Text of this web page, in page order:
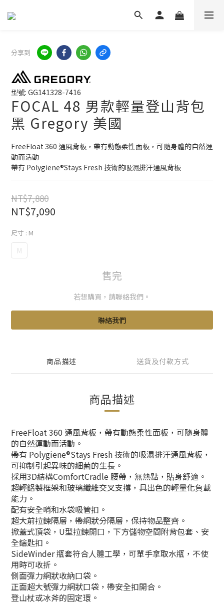
分享到
型號: GG141328-7416
FOCAL 48 男款輕量登山背包
黑 Gregory 美國
FreeFloat 360 通風背板，帶有動態柔性面板，可隨身體的自然運
動而活動
帶有 Polygiene®Stays Fresh 技術的吸濕排汗通風背板
NT$7,880
NT$7,090
尺寸 : M
M
售完
若想購買，請聯絡我們。
聯絡我們
商品描述 送貨及付款方式
商品描述
FreeFloat 360 通風背板，帶有動態柔性面板，可隨身體
的自然運動而活動。
帶有 Polygiene®Stays Fresh 技術的吸濕排汗通風背板，
可抑制引起異味的細菌的生長。
採用3D結構ComfortCradle 腰帶，無熱點，貼身舒適。
超輕鋁製框架和玻璃纖維交叉支撐，具出色的輕量化負載
能力。
配有安全哨和水袋吸管扣。
超大前拉鍊隔層，帶網狀分隔層，保持物品整齊。
掀蓋式頂袋，U型拉鍊開口，下方儲物空間附背包套、安
全鑰匙扣。
SideWinder 瓶套符合人體工學，可單手拿取水瓶，不使
用時可收折。
側面彈力網狀收納口袋。
正面超大號彈力網狀口袋，帶安全扣開合。
登山杖或冰斧的固定環。